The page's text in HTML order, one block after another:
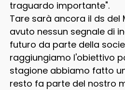
traguardo importante".
Tare sarà ancora il ds del
avuto nessun segnale di
futuro da parte della
raggiungiamo l'obiettivo
stagione abbiamo fatto
resto fa parte del nostro